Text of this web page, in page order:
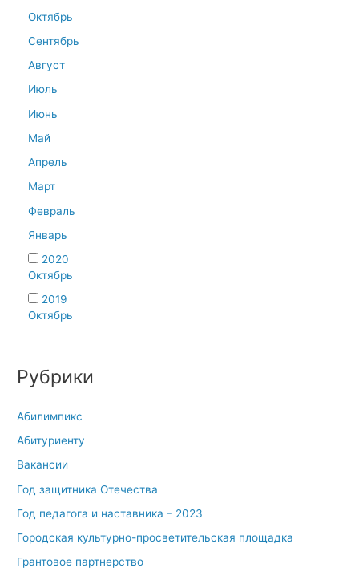
Октябрь
Сентябрь
Август
Июль
Июнь
Май
Апрель
Март
Февраль
Январь
2020
Октябрь
2019
Октябрь
Рубрики
Абилимпикс
Абитуриенту
Вакансии
Год защитника Отечества
Год педагога и наставника – 2023
Городская культурно-просветительская площадка
Грантовое партнерство